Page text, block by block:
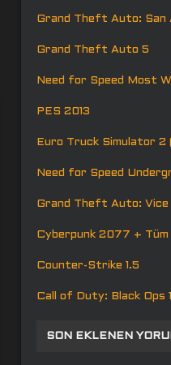
Grand Theft Auto: San
Grand Theft Auto 5
Need for Speed Most
PES 2013
Euro Truck Simulator 2
Need for Speed
Grand Theft Auto:
Cyberpunk 2077 + Tüm
Counter-Strike 1.5
Call of Duty: Black Ops 1
SON EKLENEN